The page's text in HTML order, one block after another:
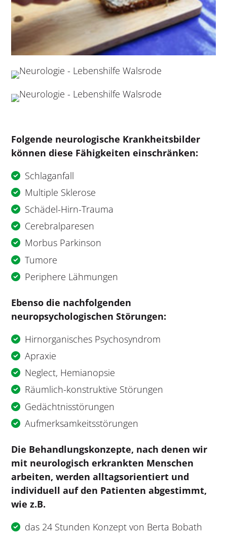
Folgende neurologische Krankheitsbilder
können diese Fähigkeiten einschränken:
Schlaganfall
Multiple Sklerose
Schädel-Hirn-Trauma
Cerebralparesen
Morbus Parkinson
Tumore
Periphere Lähmungen
Ebenso die nachfolgenden
neuropsychologischen Störungen:
Hirnorganisches Psychosyndrom
Apraxie
Neglect, Hemianopsie
Räumlich-konstruktive Störungen
Gedächtnisstörungen
Aufmerksamkeitsstörungen
Die Behandlungskonzepte, nach denen wir
mit neurologisch erkrankten Menschen
arbeiten, werden alltagsorientiert und
individuell auf den Patienten abgestimmt,
wie z.B.
das 24 Stunden Konzept von Berta Bobath